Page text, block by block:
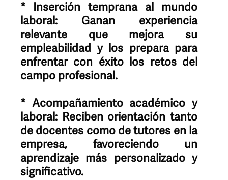
* Inserción temprana al mundo
laboral: Ganan experiencia
relevante que mejora su
empleabilidad y los prepara para
enfrentar con éxito los retos del
campo profesional.
* Acompañamiento académico y
laboral: Reciben orientación tanto
de docentes como de tutores en la
empresa, favoreciendo un
aprendizaje más personalizado y
significativo.